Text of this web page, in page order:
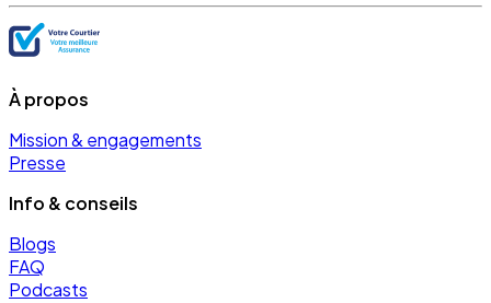
À propos
Mission & engagements
Presse
Info & conseils
Blogs
FAQ
Podcasts